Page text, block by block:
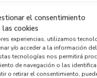
el consentimiento
las cookies
experiencias, utilizamos
y/o acceder a la información
tecnologías nos permitirá
de navegación o las
o retirar el consentimiento,